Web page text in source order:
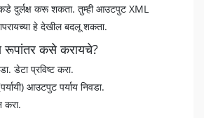
दुर्लक्ष करू शकता. तुम्ही आउटपुट XML
हे देखील बदलू शकता.
रूपांतर कसे करायचे?
डेटा प्रविष्ट करा.
आउटपुट पर्याय निवडा.
करा.